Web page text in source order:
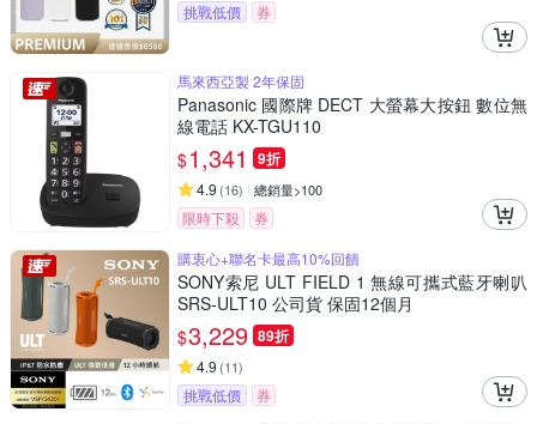
挑戰低價
券
馬來西亞製 2年保固
Panasonic 國際牌 DECT 大螢幕大按鈕 數位無
線電話 KX-TGU110
$1,341 9折
4.9 (16) 總銷量>100
限時下殺
券
購衷心+聯名卡最高10%回饋
SONY索尼 ULT FIELD 1 無線可攜式藍牙喇叭
SRS-ULT10 公司貨 保固12個月
$3,229 89折
4.9 (11)
挑戰低價 券